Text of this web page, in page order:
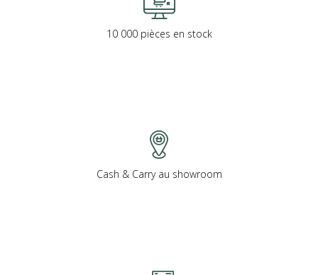
10 000 pièces en stock
Cash & Carry au showroom